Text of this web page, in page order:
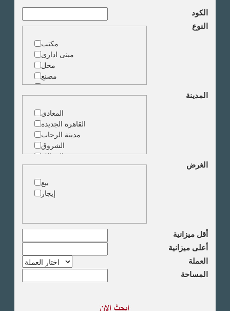
الكود
النوع
مكتب
مبنى ادارى
محل
مصنع
مخزن
ارض خدمات
المدينة
المعادى
القاهرة الجديدة
مدينة الرحاب
الشروق
الزمالك
جاردن سيتى
دقى
المهندسين
الجيزة
وسط البلد
مصر الجديدة
مدينة نصر
السادس من اكتوبر
الشيخ زايد
الصحراوى
الغرض
بيع
إيجار
أقل ميزانية
أعلى ميزانية
العملة
المساحة